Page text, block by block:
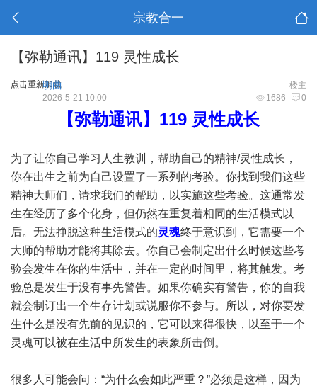
宗教合一
【弥勒通讯】119 灵性成长
点击重新加载 楼主
明曲
1686 0
2026-5-21 10:00
【弥勒通讯】119 灵性成长
为了让你自己学习人生教训，帮助自己的精神/灵性成长，
你在出生之前为自己设置了一系列的考验。你找到我们这些
精神大师们，请求我们的帮助，以实施这些考验。这通常发
生在经历了多个化身，但仍然在重复着相同的生活模式以
后。无法挣脱这种生活模式的灵魂终于意识到，它需要一个
大师的帮助才能将其除去。你自己会制定出什么时候这些考
验会发生在你的生活中，并在一定的时间里，将其触发。考
验总是发生于没有事先警告。如果你确实有警告，你的自我
就会制订出一个生存计划或说服你不参与。所以，对你要发
生什么是没有先前的见识的，它可以来得很快，以至于一个
灵魂可以被在生活中所发生的表象所击倒。
很多人可能会问：“为什么会如此严重？”必须是这样，因为